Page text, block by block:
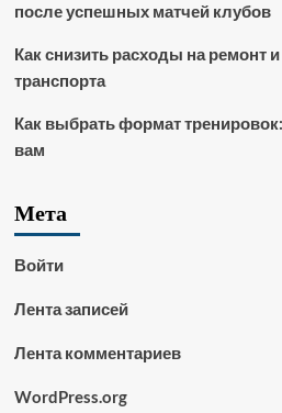
после успешных матчей клубов
Как снизить расходы на ремонт
транспорта
Как выбрать формат
вам
Мета
Войти
Лента записей
Лента комментариев
WordPress.org